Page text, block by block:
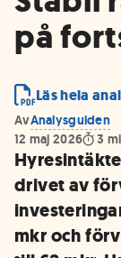
på
Läs hela
AvAnalysguiden
12 maj 2026
3
drivet av
mkr och